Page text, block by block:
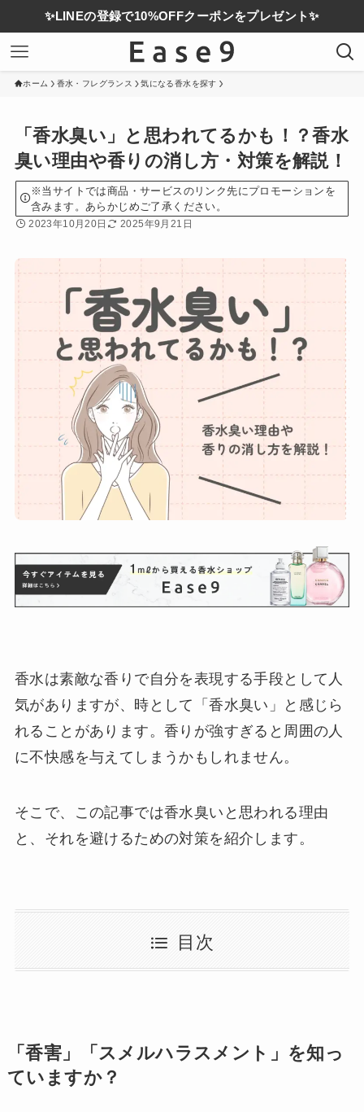
✨LINEの登録で10%OFFクーポンをプレゼント✨
ホーム 香水・フレグランス 気になる香水を探す
「香水臭い」と思われてるかも！？香水
臭い理由や香りの消し方・対策を解説！
※当サイトでは商品・サービスのリンク先にプロモーションを
含みます。あらかじめご了承ください。
2023年10月20日 2025年9月21日
香水は素敵な香りで自分を表現する手段として人
気がありますが、時として「香水臭い」と感じら
れることがあります。香りが強すぎると周囲の人
に不快感を与えてしまうかもしれません。
そこで、この記事では香水臭いと思われる理由
と、それを避けるための対策を紹介します。
目次
「香害」「スメルハラスメント」を知っ
ていますか？